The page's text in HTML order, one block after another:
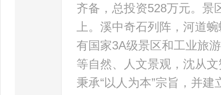
齐备，总投资528万元。景
上。溪中奇石列阵，河道
有国家3A级景区和工业旅
等自然、人文景观，沈从
秉承“以人为本”宗旨，并